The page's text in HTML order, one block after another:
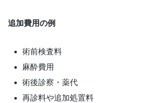
追加費用の例
術前検査料
麻酔費用
術後診察・薬代
再診料や追加処置料